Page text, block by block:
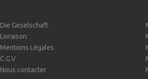
Die Geselschaft
Livraison
Mentions Légales
C.G.V
Nous contacter